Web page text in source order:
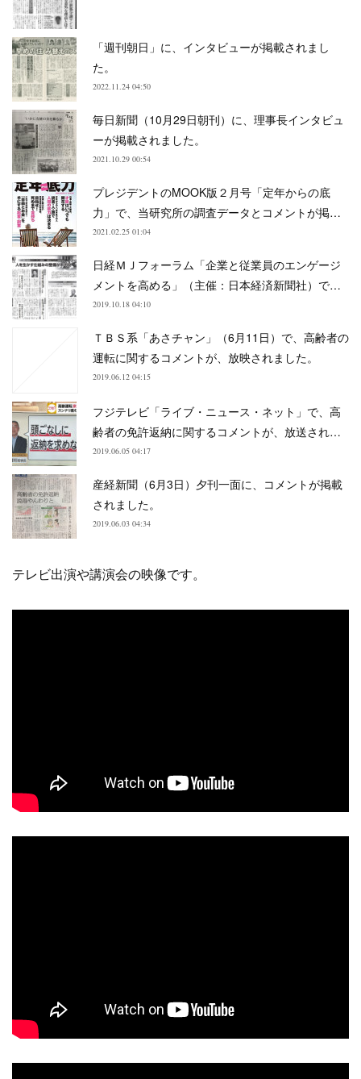
「週刊朝日」に、インタビューが掲載されまし
た。
2022.11.24 04:50
毎日新聞（10月29日朝刊）に、理事長インタビュ
ーが掲載されました。
2021.10.29 00:54
プレジデントのMOOK版２月号「定年からの底
力」で、当研究所の調査データとコメントが掲…
2021.02.25 01:04
日経ＭＪフォーラム「企業と従業員のエンゲージ
メントを高める」（主催：日本経済新聞社）で…
2019.10.18 04:10
ＴＢＳ系「あさチャン」（6月11日）で、高齢者の
運転に関するコメントが、放映されました。
2019.06.12 04:15
フジテレビ「ライブ・ニュース・ネット」で、高
齢者の免許返納に関するコメントが、放送され…
2019.06.05 04:17
産経新聞（6月3日）夕刊一面に、コメントが掲載
されました。
2019.06.03 04:34
テレビ出演や講演会の映像です。